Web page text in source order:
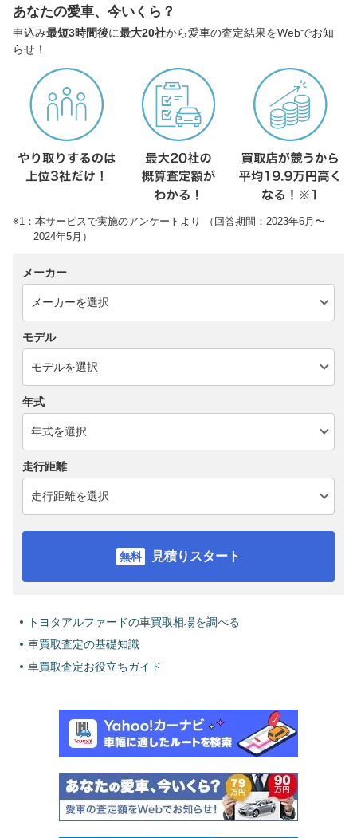
あなたの愛車、今いくら？
申込み最短3時間後に最大20社から愛車の査定結果をWebでお知
らせ！
※1：本サービスで実施のアンケートより （回答期間：2023年6月〜
2024年5月）
メーカー
モデル
年式
走行距離
見積りスタート
トヨタアルファードの車買取相場を調べる
車買取査定の基礎知識
車買取査定お役立ちガイド